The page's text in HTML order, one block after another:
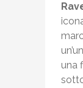
una